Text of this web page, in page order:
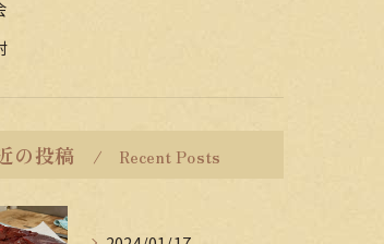
の投稿 Recent Posts